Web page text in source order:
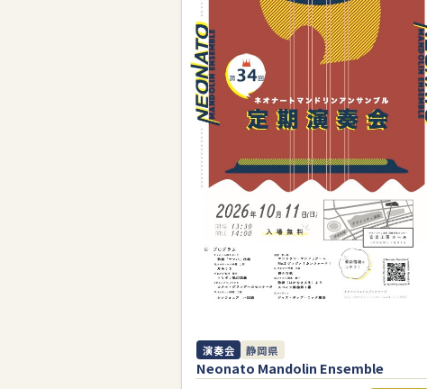
演奏会 静岡県
Neonato Mandolin Ensemble